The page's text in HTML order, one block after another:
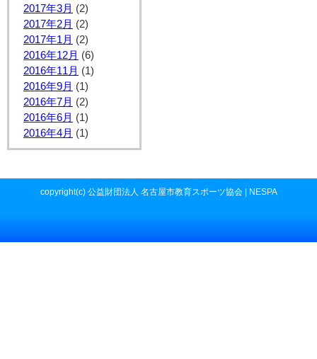
2017年3月 (2)
2017年2月 (2)
2017年1月 (2)
2016年12月 (6)
2016年11月 (1)
2016年9月 (1)
2016年7月 (2)
2016年6月 (1)
2016年4月 (1)
copyright(c) 公益財団法人 名古屋市教育スポーツ協会 | NESPA